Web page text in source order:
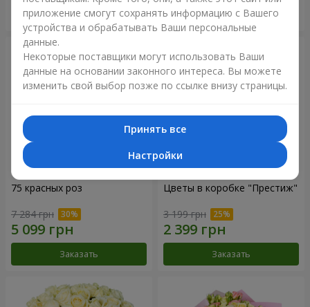
Заказать Заказать
75 красных роз
7 284 грн
Заказать
Цветы в коробке "Престиж"
3 199 грн
Заказать
приложение смогут сохранять информацию с Вашего
устройства и обрабатывать Ваши персональные
данные.
Некоторые поставщики могут использовать Ваши
данные на основании законного интереса. Вы можете
изменить свой выбор позже по ссылке внизу страницы.
Принять все
Настройки